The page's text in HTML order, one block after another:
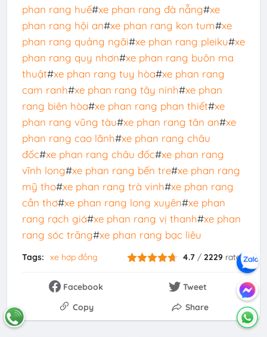
phan rang huế#xe phan rang đà nẵng#xe
phan rang hội an#xe phan rang kon tum#xe
phan rang quảng ngãi#xe phan rang pleiku#xe
phan rang quy nhơn#xe phan rang buôn ma
thuật#xe phan rang tuy hòa#xe phan rang
cam ranh#xe phan rang tây ninh#xe phan
rang biên hòa#xe phan rang phan thiết#xe
phan rang vũng tàu#xe phan rang tân an#xe
phan rang cao lãnh#xe phan rang châu
đốc#xe phan rang châu đốc#xe phan rang
vĩnh long#xe phan rang bến tre#xe phan rang
mỹ tho#xe phan rang trà vinh#xe phan rang
cần thơ#xe phan rang long xuyên#xe phan
rang rạch giá#xe phan rang vị thanh#xe phan
rang sóc trăng#xe phan rang bạc liêu
Tags: xe hợp đồng 4.7 /2229 rates
Facebook
Tweet
Copy
Share